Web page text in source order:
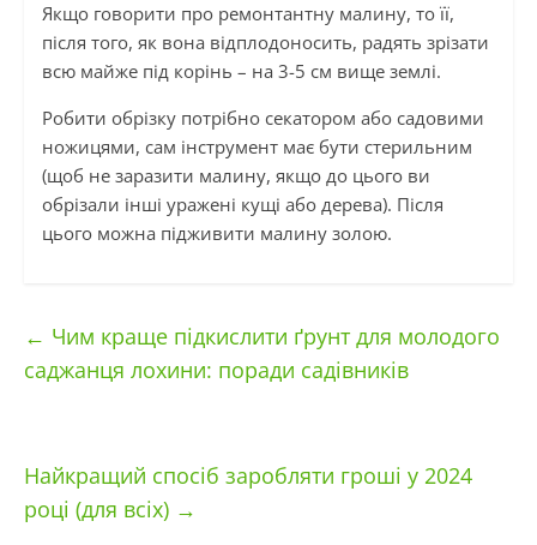
Якщо говорити про ремонтантну малину, то її,
після того, як вона відплодоносить, радять зрізати
всю майже під корінь – на 3-5 см вище землі.
Робити обрізку потрібно секатором або садовими
ножицями, сам інструмент має бути стерильним
(щоб не заразити малину, якщо до цього ви
обрізали інші уражені кущі або дерева). Після
цього можна підживити малину золою.
← Чим краще підкислити ґрунт для молодого
саджанця лохини: поради садівників
Найкращий спосіб заробляти гроші у 2024
році (для всіх) →